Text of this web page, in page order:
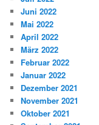
Juni 2022
Mai 2022
April 2022
März 2022
Februar 2022
Januar 2022
Dezember 2021
November 2021
Oktober 2021